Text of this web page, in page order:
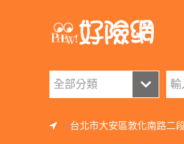
台北市大安區敦化南路二